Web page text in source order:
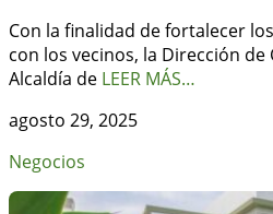
Con la finalidad de fortalecer
con los vecinos, la Dirección de
Alcaldía de LEER MÁS…
agosto 29, 2025
Negocios